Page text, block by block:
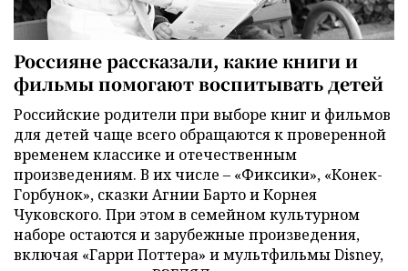
Россияне рассказали, какие книги и
фильмы помогают воспитывать детей
Российские родители при выборе книг и фильмов
для детей чаще всего обращаются к проверенной
временем классике и отечественным
произведениям. В их числе – «Фиксики», «Конек-
Горбунок», сказки Агнии Барто и Корнея
Чуковского. При этом в семейном культурном
наборе остаются и зарубежные произведения,
включая «Гарри Поттера» и мультфильмы Disney,